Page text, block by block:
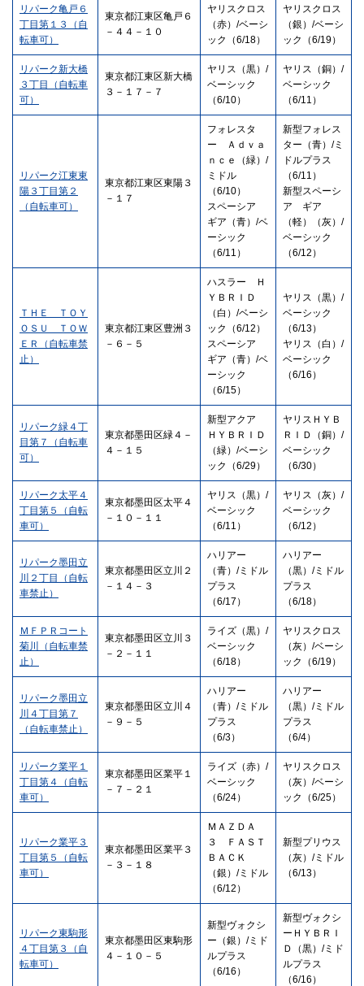
リパーク亀戸６
丁目第１３（自
転車可）
東京都江東区亀戸６
－４４－１０
ヤリスクロス
（赤）/ベーシ
ック（6/18）
ヤリスクロス
（銀）/ベーシ
ック（6/19）
リパーク新大橋
３丁目（自転車
可）
東京都江東区新大橋
３－１７－７
ヤリス（黒）/
ベーシック
（6/10）
ヤリス（銅）/
ベーシック
（6/11）
リパーク江東東
陽３丁目第２
（自転車可）
東京都江東区東陽３
－１７
フォレスタ
ー Ａｄｖａ
ｎｃｅ（緑）/
ミドル
（6/10）
スペーシア
ギア（青）/ベ
ーシック
（6/11）
新型フォレス
ター（青）/ミ
ドルプラス
（6/11）
新型スペーシ
ア ギア
（軽）（灰）/
ベーシック
（6/12）
ＴＨＥ ＴＯＹ
ＯＳＵ ＴＯＷ
ＥＲ（自転車禁
止）
東京都江東区豊洲３
－６－５
ハスラー Ｈ
ＹＢＲＩＤ
（白）/ベーシ
ック（6/12）
スペーシア
ギア（青）/ベ
ーシック
（6/15）
ヤリス（黒）/
ベーシック
（6/13）
ヤリス（白）/
ベーシック
（6/16）
リパーク緑４丁
目第７（自転車
可）
東京都墨田区緑４－
４－１５
新型アクア
ＨＹＢＲＩＤ
（緑）/ベーシ
ック（6/29）
ヤリスＨＹＢ
ＲＩＤ（銅）/
ベーシック
（6/30）
リパーク太平４
丁目第５（自転
車可）
東京都墨田区太平４
－１０－１１
ヤリス（黒）/
ベーシック
（6/11）
ヤリス（灰）/
ベーシック
（6/12）
リパーク墨田立
川２丁目（自転
車禁止）
東京都墨田区立川２
－１４－３
ハリアー
（青）/ミドル
プラス
（6/17）
ハリアー
（黒）/ミドル
プラス
（6/18）
ＭＦＰＲコート
菊川（自転車禁
止）
東京都墨田区立川３
－２－１１
ライズ（黒）/
ベーシック
（6/18）
ヤリスクロス
（灰）/ベーシ
ック（6/19）
リパーク墨田立
川４丁目第７
（自転車禁止）
東京都墨田区立川４
－９－５
ハリアー
（青）/ミドル
プラス
（6/3）
ハリアー
（黒）/ミドル
プラス
（6/4）
リパーク業平１
丁目第４（自転
車可）
東京都墨田区業平１
－７－２１
ライズ（赤）/
ベーシック
（6/24）
ヤリスクロス
（灰）/ベーシ
ック（6/25）
リパーク業平３
丁目第５（自転
車可）
東京都墨田区業平３
－３－１８
ＭＡＺＤＡ
３ ＦＡＳＴ
ＢＡＣＫ
（銀）/ミドル
（6/12）
新型プリウス
（灰）/ミドル
（6/13）
リパーク東駒形
４丁目第３（自
転車可）
東京都墨田区東駒形
４－１０－５
新型ヴォクシ
ー（銀）/ミド
ルプラス
（6/16）
新型ヴォクシ
ーＨＹＢＲＩ
Ｄ（黒）/ミド
ルプラス
（6/16）